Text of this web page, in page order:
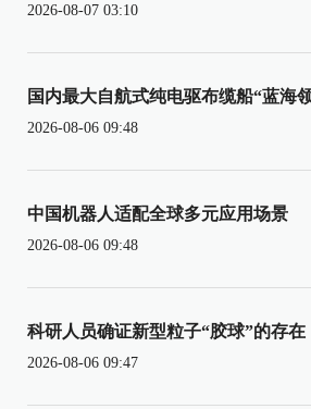
2026-08-07 03:10
国内最大自航式纯电驱布缆船“蓝海
2026-08-06 09:48
中国机器人适配全球多元应用场景
2026-08-06 09:48
科研人员确证新型粒子“胶球”的存在
2026-08-06 09:47